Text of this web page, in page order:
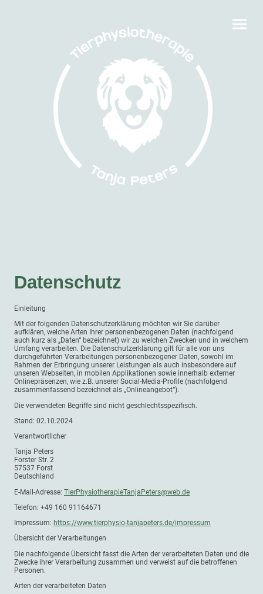
Datenschutz
Einleitung
Mit der folgenden Datenschutzerklärung möchten wir Sie darüber
aufklären, welche Arten Ihrer personenbezogenen Daten (nachfolgend
auch kurz als „Daten“ bezeichnet) wir zu welchen Zwecken und in welchem
Umfang verarbeiten. Die Datenschutzerklärung gilt für alle von uns
durchgeführten Verarbeitungen personenbezogener Daten, sowohl im
Rahmen der Erbringung unserer Leistungen als auch insbesondere auf
unseren Webseiten, in mobilen Applikationen sowie innerhalb externer
Onlinepräsenzen, wie z.B. unserer Social-Media-Profile (nachfolgend
zusammenfassend bezeichnet als „Onlineangebot“).
Die verwendeten Begriffe sind nicht geschlechtsspezifisch.
Stand: 02.10.2024
Verantwortlicher
Tanja Peters
Forster Str. 2
57537 Forst
Deutschland
E-Mail-Adresse: TierPhysiotherapieTanjaPeters@web.de
Telefon: +49 160 91164671
Impressum: https://www.tierphysio-tanjapeters.de/impressum
Übersicht der Verarbeitungen
Die nachfolgende Übersicht fasst die Arten der verarbeiteten Daten und die
Zwecke ihrer Verarbeitung zusammen und verweist auf die betroffenen
Personen.
Arten der verarbeiteten Daten